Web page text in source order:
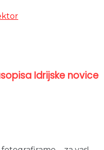
Idrijske novice